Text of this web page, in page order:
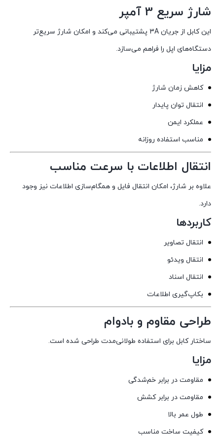
شارژ سریع 3 آمپر
این کابل از جریان 3A پشتیبانی می‌کند و امکان شارژ سریع‌تر
دستگاه‌های اپل را فراهم می‌سازد.
مزایا
کاهش زمان شارژ
انتقال توان پایدار
عملکرد ایمن
مناسب استفاده روزانه
انتقال اطلاعات با سرعت مناسب
علاوه بر شارژ، امکان انتقال فایل و همگام‌سازی اطلاعات نیز وجود
دارد.
کاربردها
انتقال تصاویر
انتقال ویدئو
انتقال اسناد
بکاپ‌گیری اطلاعات
طراحی مقاوم و بادوام
ساختار کابل برای استفاده طولانی‌مدت طراحی شده است.
مزایا
مقاومت در برابر خم‌شدگی
مقاومت در برابر کشش
طول عمر بالا
کیفیت ساخت مناسب